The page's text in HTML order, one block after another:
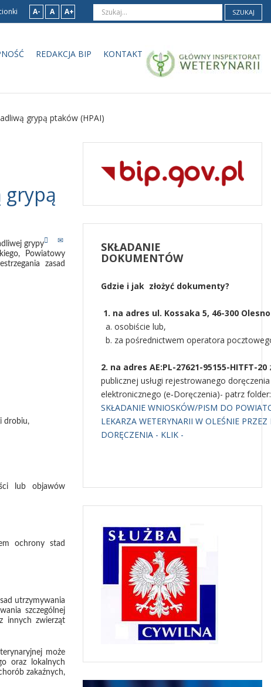
A- A A+ SZUKAJ
REDAKCJA BIP KONTAKT
grypą ptaków (HPAI)
grypą
grypy
Powiatowy
zasad
drobiu,
lub objawów
ochrony stad
utrzymywania
szczególnej
innych zwierząt
może
oraz lokalnych
zakaźnych,
SKŁADANIE
DOKUMENTÓW
Gdzie i jak złożyć dokumenty?
1. na adres ul. Kossaka 5, 46-300
a. osobiście lub,
b. za pośrednictwem operatora
2. na adres AE:PL-27621-95155-HITFT-20
publicznej usługi rejestrowanego doręczenia
elektronicznego (e‑Doręczenia)- patrz folder:
SKŁADANIE WNIOSKÓW/PISM DO
LEKARZA WETERYNARII W OLEŚNIE PRZEZ
DORĘCZENIA - KLIK -